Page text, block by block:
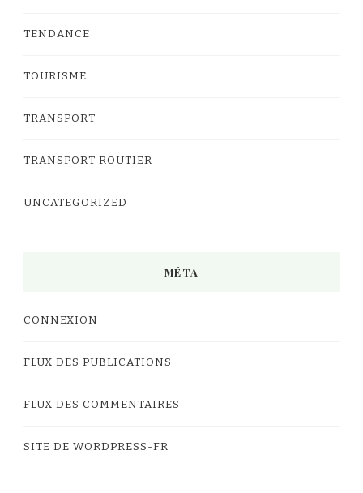
TENDANCE
TOURISME
TRANSPORT
TRANSPORT ROUTIER
UNCATEGORIZED
MÉTA
CONNEXION
FLUX DES PUBLICATIONS
FLUX DES COMMENTAIRES
SITE DE WORDPRESS-FR